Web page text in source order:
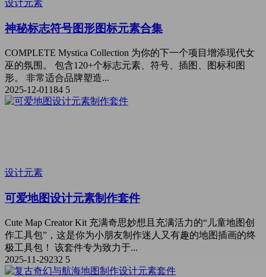
设计元素
神秘标志符号图形图标元素合集
COMPLETE Mystica Collection 为你的下一个项目增添现代女
巫的氛围。 包含120+个标志元素、符号、插图、图标和图
形。 非常适合品牌塑造...
2025-12-01 184 5
设计元素
可爱地图设计元素制作套件
Cute Map Creator Kit 充满奇思妙想且充满活力的“儿童地图创
作工具包”，这是你为小朋友制作迷人又有趣的地图插画的终
极工具包！ 该套件专为致力于...
2025-11-29232 5